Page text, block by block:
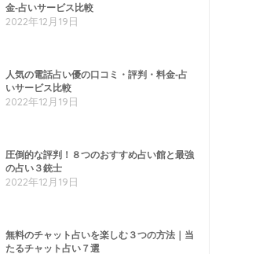
金-占いサービス比較
2022年12月19日
人気の電話占い優の口コミ・評判・料金-占
いサービス比較
2022年12月19日
圧倒的な評判！８つのおすすめ占い館と最強
の占い３銃士
2022年12月19日
無料のチャット占いを楽しむ３つの方法｜当
たるチャット占い７選